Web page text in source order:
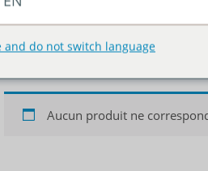
?
Cafétiéres
Aucun produit ne
and do not switch language